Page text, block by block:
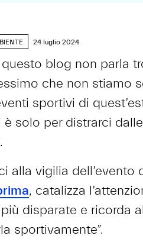
24 luglio 2024
blog non parla
che non stiamo
sportivi di
è solo per distrarci
alla vigilia dell’evento
, catalizza
disparate e ricorda
sportivamente”.